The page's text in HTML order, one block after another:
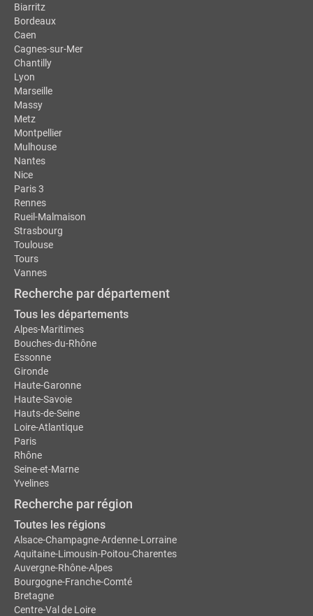
Biarritz
Bordeaux
Caen
Cagnes-sur-Mer
Chantilly
Lyon
Marseille
Massy
Metz
Montpellier
Mulhouse
Nantes
Nice
Paris 3
Rennes
Rueil-Malmaison
Strasbourg
Toulouse
Tours
Vannes
Recherche par département
Tous les départements
Alpes-Maritimes
Bouches-du-Rhône
Essonne
Gironde
Haute-Garonne
Haute-Savoie
Hauts-de-Seine
Loire-Atlantique
Paris
Rhône
Seine-et-Marne
Yvelines
Recherche par région
Toutes les régions
Alsace-Champagne-Ardenne-Lorraine
Aquitaine-Limousin-Poitou-Charentes
Auvergne-Rhône-Alpes
Bourgogne-Franche-Comté
Bretagne
Centre-Val de Loire